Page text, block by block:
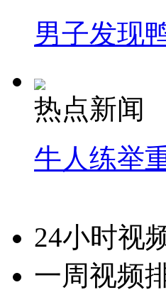
男子发现
热点新闻
牛人练举
24小时视
一周视频